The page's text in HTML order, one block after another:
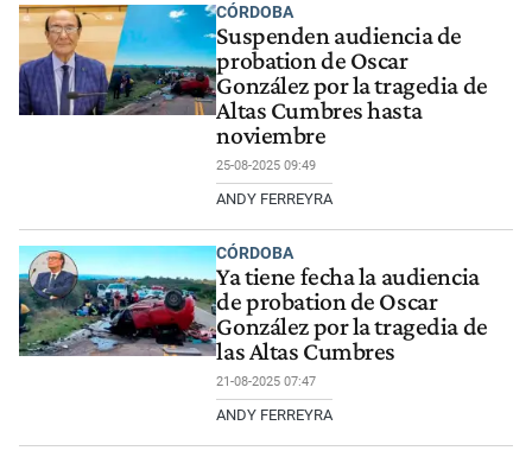
CÓRDOBA
Suspenden audiencia de
probation de Oscar
González por la tragedia de
Altas Cumbres hasta
noviembre
25-08-2025 09:49
ANDY FERREYRA
CÓRDOBA
Ya tiene fecha la audiencia
de probation de Oscar
González por la tragedia de
las Altas Cumbres
21-08-2025 07:47
ANDY FERREYRA